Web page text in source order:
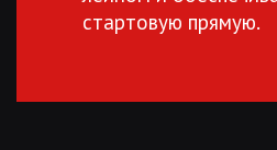
стартовую прямую.